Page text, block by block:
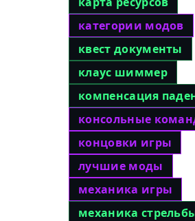
категории модов
квест документы
клаус шиммер
компенсация
консольные
концовки игры
лучшие моды
механика игры
механика